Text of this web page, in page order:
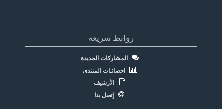
روابط سريعة
المشاركات الجديدة
احصائيات المنتدى
الأرشيف
إتصل بنا